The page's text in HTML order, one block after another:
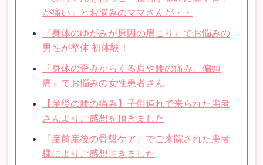
が痛い』とお悩みのママさんが・・
『身体のゆがみが原因の肩こり』でお悩みの
男性が整体 初体験！
『身体の歪みからくる肩や腰の痛み、偏頭
痛』でお悩みの女性患者さん
【産後の腰の痛み】子供連れで来られた患者
さんよりご感想を頂きました
『産前産後の骨盤ケア』でご来院された患者
様によりご感想頂きました